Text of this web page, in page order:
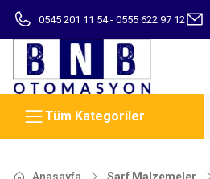
0545 201 11 54 - 0555 622 97 12
Tüm Kategoriler